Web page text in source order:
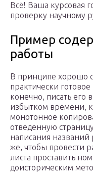
Всё! Ваша курсовая
проверку научному
Пример
работы
В принципе хорошо
практически
конечно, писать
избытком времени,
монотонное
отведенную
написания названий
же, чтобы провести
листа проставить
доисторическим